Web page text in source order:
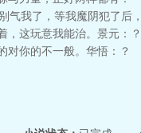
气我了，等我魔阴犯了后
，这玩意我能治。景元：
对你的不一般。华悟：？